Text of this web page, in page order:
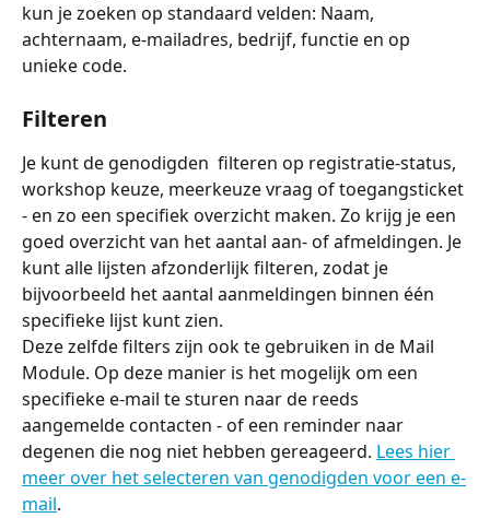
kun je zoeken op standaard velden: Naam,
achternaam, e-mailadres, bedrijf, functie en op
unieke code.
Filteren
Je kunt de genodigden  filteren op registratie-status,
workshop keuze, meerkeuze vraag of toegangsticket
- en zo een specifiek overzicht maken. Zo krijg je een
goed overzicht van het aantal aan- of afmeldingen. Je
kunt alle lijsten afzonderlijk filteren, zodat je
bijvoorbeeld het aantal aanmeldingen binnen één
specifieke lijst kunt zien.
Deze zelfde filters zijn ook te gebruiken in de Mail
Module. Op deze manier is het mogelijk om een
specifieke e-mail te sturen naar de reeds
aangemelde contacten - of een reminder naar
degenen die nog niet hebben gereageerd. Lees hier
meer over het selecteren van genodigden voor een e-
mail.